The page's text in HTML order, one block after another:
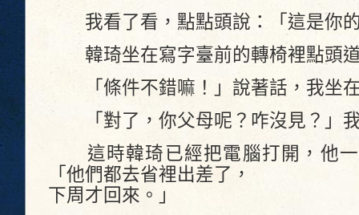
我看了看，點點頭說：「這是你
韓琦坐在寫字臺前的轉椅裡點頭
「條件不錯嘛！」說著話，我坐
「對了，你父母呢？咋沒見？」
這時韓琦已經把電腦打開，他一
「他們都去省裡出差了，
下周才回來。」